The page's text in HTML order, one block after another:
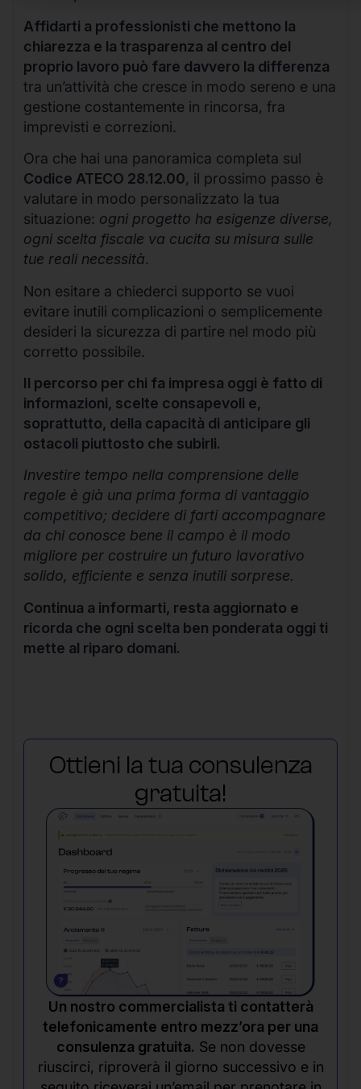
Affidarti a professionisti che mettono la
chiarezza e la trasparenza al centro del
proprio lavoro può fare davvero la differenza
tra un’attività che cresce in modo sereno e una
gestione costantemente in rincorsa, fra
imprevisti e correzioni.
Ora che hai una panoramica completa sul
Codice ATECO 28.12.00, il prossimo passo è
valutare in modo personalizzato la tua
situazione: ogni progetto ha esigenze diverse,
ogni scelta fiscale va cucita su misura sulle
tue reali necessità.
Non esitare a chiederci supporto se vuoi
evitare inutili complicazioni o semplicemente
desideri la sicurezza di partire nel modo più
corretto possibile.
Il percorso per chi fa impresa oggi è fatto di
informazioni, scelte consapevoli e,
soprattutto, della capacità di anticipare gli
ostacoli piuttosto che subirli.
Investire tempo nella comprensione delle
regole è già una prima forma di vantaggio
competitivo; decidere di farti accompagnare
da chi conosce bene il campo è il modo
migliore per costruire un futuro lavorativo
solido, efficiente e senza inutili sorprese.
Continua a informarti, resta aggiornato e
ricorda che ogni scelta ben ponderata oggi ti
mette al riparo domani.
Ottieni la tua consulenza
gratuita!
Un nostro commercialista ti contatterà
telefonicamente entro mezz’ora per una
consulenza gratuita. Se non dovesse
riuscirci, riproverà il giorno successivo e in